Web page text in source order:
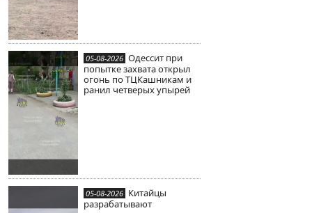
05-08-2026 Одессит при
попытке захвата открыл
огонь по ТЦКашникам и
ранил четверых упырей
05-08-2026 Китайцы
разрабатывают